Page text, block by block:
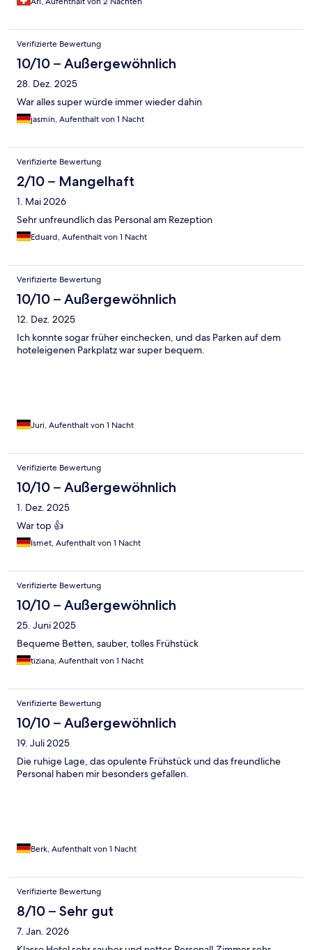
Verifizierte Bewertung
10/10 – Außergewöhnlich
28. Dez. 2025
War alles super würde immer wieder dahin
jasmin, Aufenthalt von 1 Nacht
Verifizierte Bewertung
2/10 – Mangelhaft
1. Mai 2026
Sehr unfreundlich das Personal am Rezeption
Eduard, Aufenthalt von 1 Nacht
Verifizierte Bewertung
10/10 – Außergewöhnlich
12. Dez. 2025
Ich konnte sogar früher einchecken, und das Parken auf dem
hoteleigenen Parkplatz war super bequem.
Juri, Aufenthalt von 1 Nacht
Verifizierte Bewertung
10/10 – Außergewöhnlich
1. Dez. 2025
War top 👍
Ismet, Aufenthalt von 1 Nacht
Verifizierte Bewertung
10/10 – Außergewöhnlich
25. Juni 2025
Bequeme Betten, sauber, tolles Frühstück
tiziana, Aufenthalt von 1 Nacht
Verifizierte Bewertung
10/10 – Außergewöhnlich
19. Juli 2025
Die ruhige Lage, das opulente Frühstück und das freundliche
Personal haben mir besonders gefallen.
Berk, Aufenthalt von 1 Nacht
Verifizierte Bewertung
8/10 – Sehr gut
7. Jan. 2026